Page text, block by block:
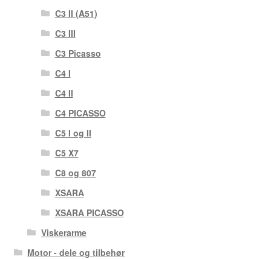
C3 II (A51)
C3 III
C3 Picasso
C4 I
C4 II
C4 PICASSO
C5 I og II
C5 X7
C8 og 807
XSARA
XSARA PICASSO
Viskerarme
Motor - dele og tilbehør